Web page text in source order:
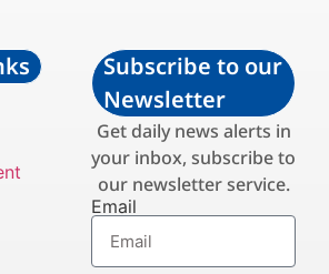
Subscribe to our
Newsletter
Get daily news alerts in
your inbox, subscribe to
our newsletter service.
Email